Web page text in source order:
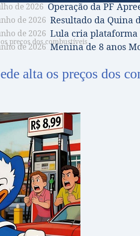
de 2026 Operação da PF
de 2026 Resultado da Quina
de 2026 Lula cria plataforma
de 2026 Menina de 8 anos
preços dos combustíveis
alta os preços dos